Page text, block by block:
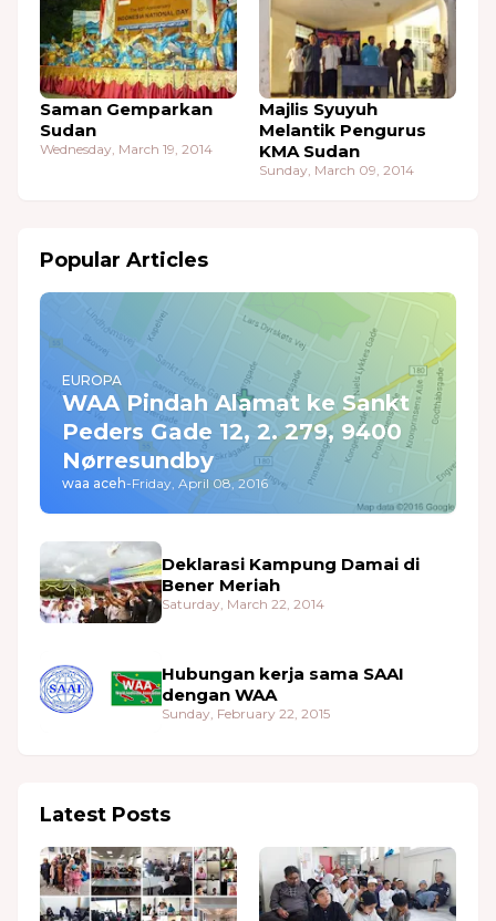
Saman Gemparkan
Sudan
Wednesday, March 19, 2014
Majlis Syuyuh
Melantik Pengurus
KMA Sudan
Sunday, March 09, 2014
Popular Articles
EUROPA
WAA Pindah Alamat ke Sankt
Peders Gade 12, 2. 279, 9400
Nørresundby
waa aceh-Friday, April 08, 2016
Deklarasi Kampung Damai di
Bener Meriah
Saturday, March 22, 2014
Hubungan kerja sama SAAI
dengan WAA
Sunday, February 22, 2015
Latest Posts